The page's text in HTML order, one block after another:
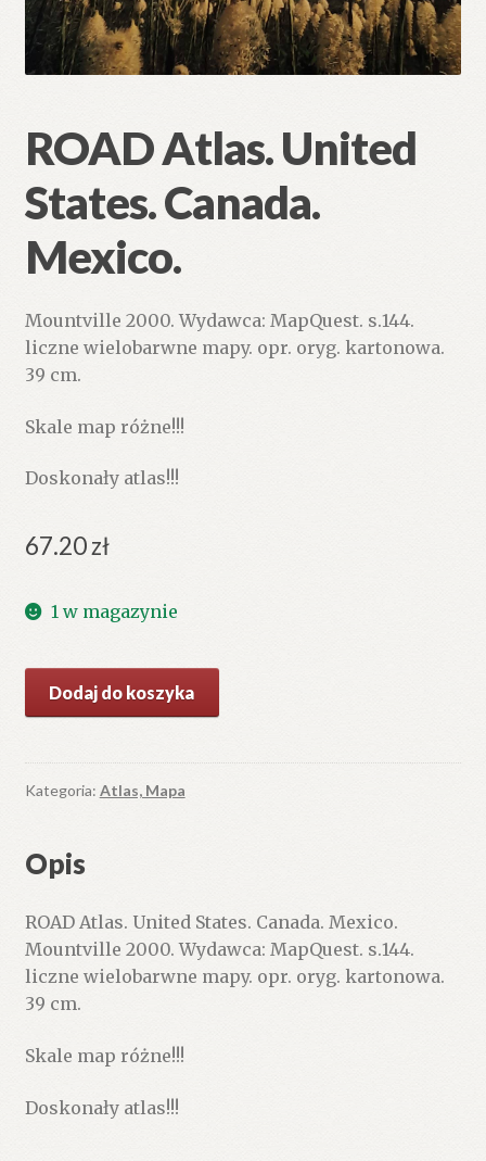
ROAD Atlas. United
States. Canada.
Mexico.
Mountville 2000. Wydawca: MapQuest. s.144.
liczne wielobarwne mapy. opr. oryg. kartonowa.
39 cm.
Skale map różne!!!
Doskonały atlas!!!
67.20zł
1 w magazynie
ROAD
United
States.
Dodaj do koszyka
Kategoria: Atlas, Mapa
Opis
ROAD Atlas. United States. Canada. Mexico.
Mountville 2000. Wydawca: MapQuest. s.144.
liczne wielobarwne mapy. opr. oryg. kartonowa.
39 cm.
Skale map różne!!!
Doskonały atlas!!!